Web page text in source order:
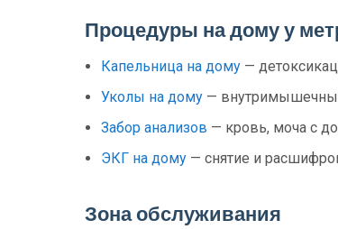
Процедуры на дому у
Капельница на дому —
Уколы на дому —
Забор анализов — кровь, моча с
ЭКГ на дому — снятие и
Зона обслуживания